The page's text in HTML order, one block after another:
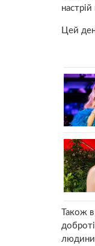
Цей
Також
людини.